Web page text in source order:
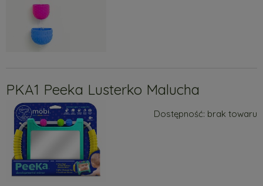
PKA1 Peeka Lusterko Malucha
Dostępność: brak towaru